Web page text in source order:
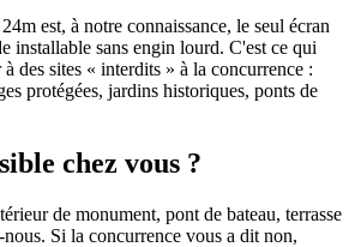
est, à notre connaissance, le seul écran
installable sans engin lourd. C'est ce qui
des sites « interdits » à la concurrence :
protégées, jardins historiques, ponts de
chez vous ?
de monument, pont de bateau, terrasse
Si la concurrence vous a dit non,